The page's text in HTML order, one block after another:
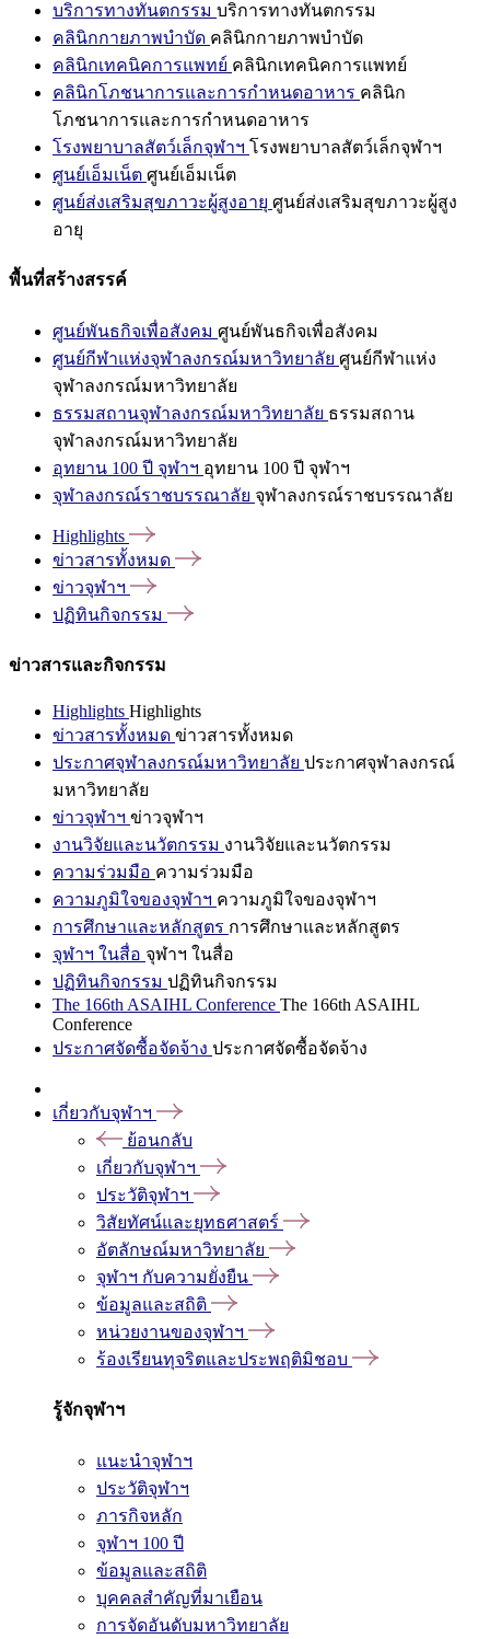
บริการทางทันตกรรม บริการทางทันตกรรม
คลินิกกายภาพบำบัด คลินิกกายภาพบำบัด
คลินิกเทคนิคการแพทย์ คลินิกเทคนิคการแพทย์
คลินิกโภชนาการและการกำหนดอาหาร คลินิก
โภชนาการและการกำหนดอาหาร
โรงพยาบาลสัตว์เล็กจุฬาฯ โรงพยาบาลสัตว์เล็กจุฬาฯ
ศูนย์เอ็มเน็ต ศูนย์เอ็มเน็ต
ศูนย์ส่งเสริมสุขภาวะผู้สูงอายุ ศูนย์ส่งเสริมสุขภาวะผู้สูง
อายุ
พื้นที่สร้างสรรค์
ศูนย์พันธกิจเพื่อสังคม ศูนย์พันธกิจเพื่อสังคม
ศูนย์กีฬาแห่งจุฬาลงกรณ์มหาวิทยาลัย ศูนย์กีฬาแห่ง
จุฬาลงกรณ์มหาวิทยาลัย
ธรรมสถานจุฬาลงกรณ์มหาวิทยาลัย ธรรมสถาน
จุฬาลงกรณ์มหาวิทยาลัย
อุทยาน 100 ปี จุฬาฯ อุทยาน 100 ปี จุฬาฯ
จุฬาลงกรณ์ราชบรรณาลัย จุฬาลงกรณ์ราชบรรณาลัย
Highlights
ข่าวสารทั้งหมด
ข่าวจุฬาฯ
ปฏิทินกิจกรรม
ข่าวสารและกิจกรรม
Highlights Highlights
ข่าวสารทั้งหมด ข่าวสารทั้งหมด
ประกาศจุฬาลงกรณ์มหาวิทยาลัย ประกาศจุฬาลงกรณ์
มหาวิทยาลัย
ข่าวจุฬาฯ ข่าวจุฬาฯ
งานวิจัยและนวัตกรรม งานวิจัยและนวัตกรรม
ความร่วมมือ ความร่วมมือ
ความภูมิใจของจุฬาฯ ความภูมิใจของจุฬาฯ
การศึกษาและหลักสูตร การศึกษาและหลักสูตร
จุฬาฯ ในสื่อ จุฬาฯ ในสื่อ
ปฏิทินกิจกรรม ปฏิทินกิจกรรม
The 166th ASAIHL Conference The 166th ASAIHL
Conference
ประกาศจัดซื้อจัดจ้าง ประกาศจัดซื้อจัดจ้าง
เกี่ยวกับจุฬาฯ
ย้อนกลับ
เกี่ยวกับจุฬาฯ
ประวัติจุฬาฯ
วิสัยทัศน์และยุทธศาสตร์
อัตลักษณ์มหาวิทยาลัย
จุฬาฯ กับความยั่งยืน
ข้อมูลและสถิติ
หน่วยงานของจุฬาฯ
ร้องเรียนทุจริตและประพฤติมิชอบ
รู้จักจุฬาฯ
แนะนำจุฬาฯ
ประวัติจุฬาฯ
ภารกิจหลัก
จุฬาฯ 100 ปี
ข้อมูลและสถิติ
บุคคลสำคัญที่มาเยือน
การจัดอันดับมหาวิทยาลัย